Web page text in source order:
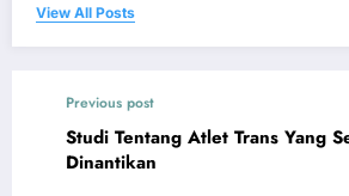
View All Posts
Previous post
Studi Tentang Atlet Trans Yang
Dinantikan